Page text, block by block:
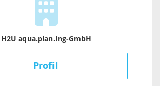
H2U aqua.plan.Ing-GmbH
Profil